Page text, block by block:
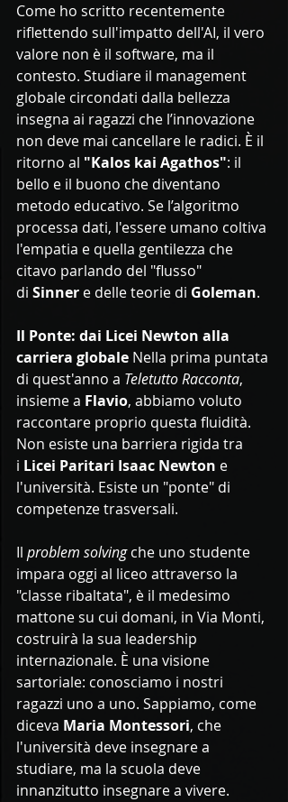
Come ho scritto recentemente
riflettendo sull'impatto dell'AI, il vero
valore non è il software, ma il
contesto. Studiare il management
globale circondati dalla bellezza
insegna ai ragazzi che l’innovazione
non deve mai cancellare le radici. È il
ritorno al "Kalos kai Agathos": il
bello e il buono che diventano
metodo educativo. Se l’algoritmo
processa dati, l'essere umano coltiva
l'empatia e quella gentilezza che
citavo parlando del "flusso"
di Sinner e delle teorie di Goleman.
Il Ponte: dai Licei Newton alla
carriera globale Nella prima puntata
di quest'anno a Teletutto Racconta,
insieme a Flavio, abbiamo voluto
raccontare proprio questa fluidità.
Non esiste una barriera rigida tra
i Licei Paritari Isaac Newton e
l'università. Esiste un "ponte" di
competenze trasversali.
Il problem solving che uno studente
impara oggi al liceo attraverso la
"classe ribaltata", è il medesimo
mattone su cui domani, in Via Monti,
costruirà la sua leadership
internazionale. È una visione
sartoriale: conosciamo i nostri
ragazzi uno a uno. Sappiamo, come
diceva Maria Montessori, che
l'università deve insegnare a
studiare, ma la scuola deve
innanzitutto insegnare a vivere.